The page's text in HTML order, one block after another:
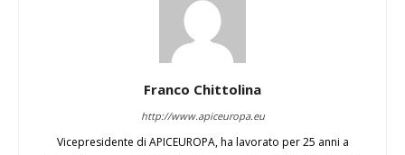
Franco Chittolina
http://www.apiceuropa.eu
Vicepresidente di APICEUROPA, ha lavorato per 25 anni a